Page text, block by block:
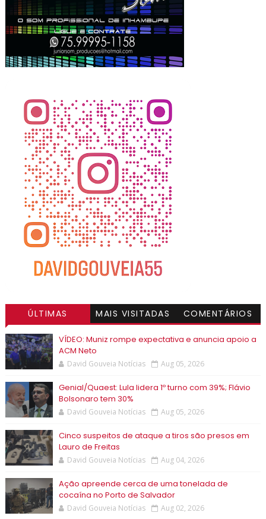
ÚLTIMAS MAIS VISITADAS COMENTÁRIOS
VÍDEO: Muniz rompe expectativa e anuncia apoio a
ACM Neto
David Gouveia Notícias Aug 05, 2026
Genial/Quaest: Lula lidera 1º turno com 39%; Flávio
Bolsonaro tem 30%
David Gouveia Notícias Aug 05, 2026
Cinco suspeitos de ataque a tiros são presos em
Lauro de Freitas
David Gouveia Notícias Aug 04, 2026
Ação apreende cerca de uma tonelada de
cocaína no Porto de Salvador
David Gouveia Notícias Aug 02, 2026